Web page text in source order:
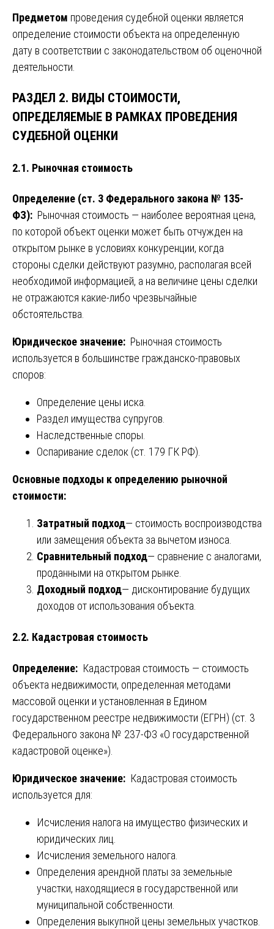
Предметом проведения судебной оценки является
определение стоимости объекта на определенную
дату в соответствии с законодательством об оценочной
деятельности.
РАЗДЕЛ 2. ВИДЫ СТОИМОСТИ,
ОПРЕДЕЛЯЕМЫЕ В РАМКАХ ПРОВЕДЕНИЯ
СУДЕБНОЙ ОЦЕНКИ
2.1. Рыночная стоимость
Определение (ст. 3 Федерального закона № 135-
ФЗ): Рыночная стоимость — наиболее вероятная цена,
по которой объект оценки может быть отчужден на
открытом рынке в условиях конкуренции, когда
стороны сделки действуют разумно, располагая всей
необходимой информацией, а на величине цены сделки
не отражаются какие-либо чрезвычайные
обстоятельства.
Юридическое значение: Рыночная стоимость
используется в большинстве гражданско-правовых
споров:
Определение цены иска.
Раздел имущества супругов.
Наследственные споры.
Оспаривание сделок (ст. 179 ГК РФ).
Основные подходы к определению рыночной
стоимости:
Затратный подход— стоимость воспроизводства
или замещения объекта за вычетом износа.
Сравнительный подход— сравнение с аналогами,
проданными на открытом рынке.
Доходный подход— дисконтирование будущих
доходов от использования объекта.
2.2. Кадастровая стоимость
Определение: Кадастровая стоимость — стоимость
объекта недвижимости, определенная методами
массовой оценки и установленная в Едином
государственном реестре недвижимости (ЕГРН) (ст. 3
Федерального закона № 237-ФЗ «О государственной
кадастровой оценке»).
Юридическое значение: Кадастровая стоимость
используется для:
Исчисления налога на имущество физических и
юридических лиц.
Исчисления земельного налога.
Определения арендной платы за земельные
участки, находящиеся в государственной или
муниципальной собственности.
Определения выкупной цены земельных участков.